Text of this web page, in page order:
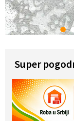
1
Super